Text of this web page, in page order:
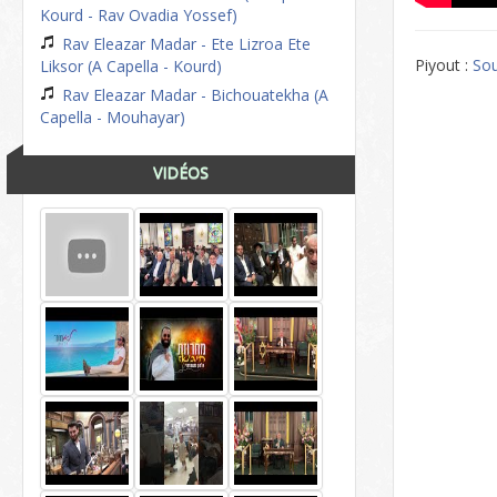
Kourd - Rav Ovadia Yossef)
Rav Eleazar Madar - Ete Lizroa Ete
Liksor (A Capella - Kourd)
Rav Eleazar Madar - Bichouatekha (A
Capella - Mouhayar)
VIDÉOS
Piyout :